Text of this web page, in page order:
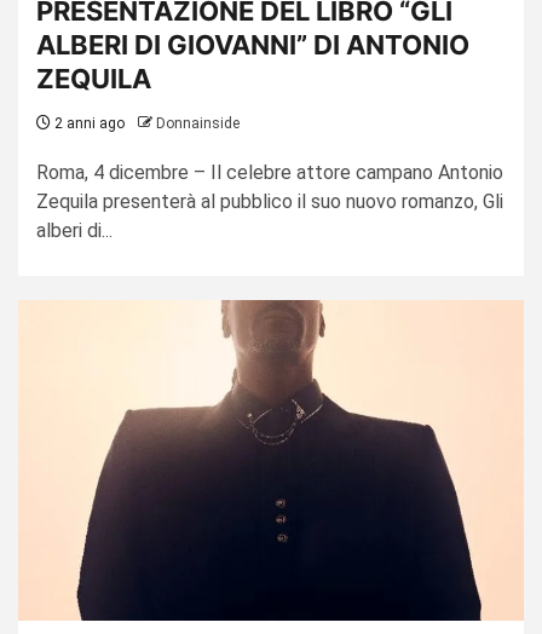
PRESENTAZIONE DEL LIBRO “GLI
ALBERI DI GIOVANNI” DI ANTONIO
ZEQUILA
2 anni ago Donnainside
Roma, 4 dicembre – Il celebre attore campano Antonio
Zequila presenterà al pubblico il suo nuovo romanzo, Gli
alberi di...